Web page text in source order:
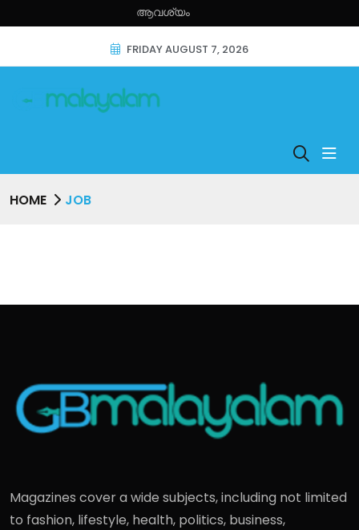
ആവശ്യം
FRIDAY AUGUST 7, 2026
HOME JOB
Magazines cover a wide subjects, including not limited
to fashion, lifestyle, health, politics, business,